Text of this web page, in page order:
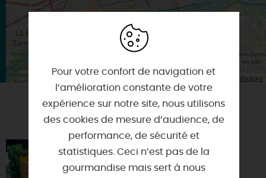
| Map data © OpenStreetMap contributors
VOUS AIMEREZ AUSSI
LES ATELIERS MARTIN-POURET
45760 - BOIGNY-SUR-BIONNE
Pour votre confort de navigation et
l’amélioration constante de votre
expérience sur notre site, nous utilisons
des cookies de mesure d’audience, de
performance, de sécurité et
statistiques. Ceci n’est pas de la
gourmandise mais sert à nous